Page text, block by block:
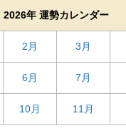
2026年 運勢カレンダー
2月 3月
6月 7月
10月 11月